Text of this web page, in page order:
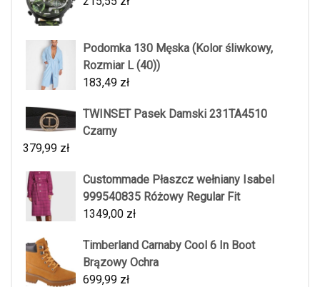
Podomka 130 Męska (Kolor śliwkowy,
Rozmiar L (40))
183,49 zł
TWINSET Pasek Damski 231TA4510
Czarny
379,99 zł
Custommade Płaszcz wełniany Isabel
999540835 Różowy Regular Fit
1349,00 zł
Timberland Carnaby Cool 6 In Boot
Brązowy Ochra
699,99 zł